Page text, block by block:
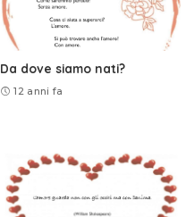
Da dove siamo nati?
12 anni fa